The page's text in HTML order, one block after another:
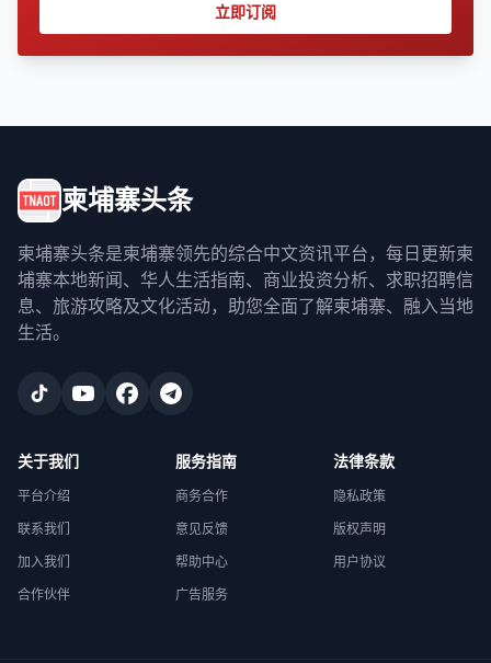
立即订阅
柬埔寨头条
柬埔寨头条是柬埔寨领先的综合中文资讯平台，每日更新柬
埔寨本地新闻、华人生活指南、商业投资分析、求职招聘信
息、旅游攻略及文化活动，助您全面了解柬埔寨、融入当地
生活。
关于我们
平台介绍
联系我们
加入我们
合作伙伴
服务指南
商务合作
意见反馈
帮助中心
广告服务
法律条款
隐私政策
版权声明
用户协议